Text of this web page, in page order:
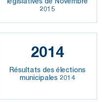
2015
2014
Résultats des élections
municipales 2014